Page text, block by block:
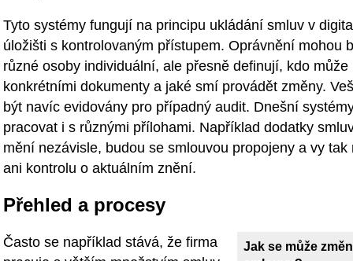
Tyto systémy fungují na principu ukládání smluv v
úložišti s kontrolovaným přístupem. Oprávnění mohou
různé osoby individuální, ale přesně definují, kdo může
konkrétními dokumenty a jaké smí provádět změny.
být navíc evidovány pro případný audit. Dnešní
pracovat i s různými přílohami. Například dodatky
mění nezávisle, budou se smlouvou propojeny a vy
ani kontrolu o aktuálním znění.
Přehled a procesy
Jak se může
Často se například stává, že firma